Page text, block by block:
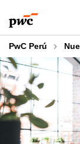
to
content
to
footer
PwC Perú